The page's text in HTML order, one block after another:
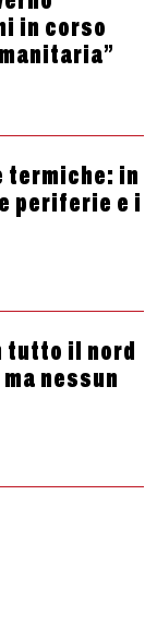
in corso
termiche: in
periferie e i
tutto il nord
nessun